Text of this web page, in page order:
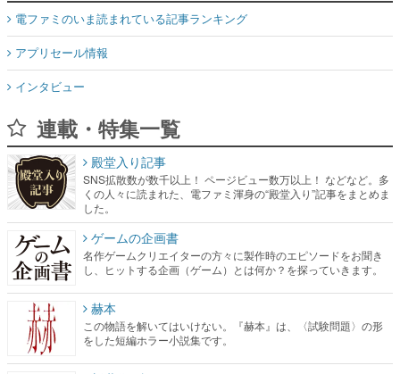
電ファミのいま読まれている記事ランキング
アプリセール情報
インタビュー
連載・特集一覧
殿堂入り記事
SNS拡散数が数千以上！ ページビュー数万以上！ などなど。多
くの人々に読まれた、電ファミ渾身の“殿堂入り”記事をまとめま
した。
ゲームの企画書
名作ゲームクリエイターの方々に製作時のエピソードをお聞き
し、ヒットする企画（ゲーム）とは何か？を探っていきます。
赫本
この物語を解いてはいけない。『赫本』は、〈試験問題〉の形
をした短編ホラー小説集です。